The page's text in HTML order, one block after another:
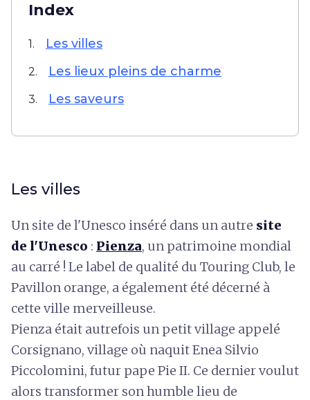
Index
1. Les villes
2. Les lieux pleins de charme
3. Les saveurs
Les villes
Un site de l'Unesco inséré dans un autre site
de l'Unesco : Pienza, un patrimoine mondial
au carré ! Le label de qualité du Touring Club, le
Pavillon orange, a également été décerné à
cette ville merveilleuse.
Pienza était autrefois un petit village appelé
Corsignano, village où naquit Enea Silvio
Piccolomini, futur pape Pie II. Ce dernier voulut
alors transformer son humble lieu de